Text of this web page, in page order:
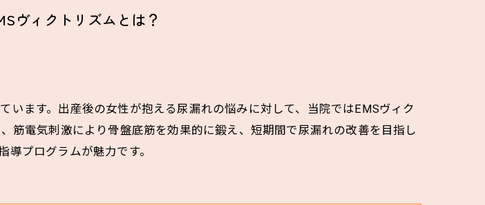
ヴィクトリズムとは？
ます。出産後の女性が抱える尿漏れの悩みに対して、当院ではEMSヴィク
筋電気刺激により骨盤底筋を効果的に鍛え、短期間で尿漏れの改善を目指し
プログラムが魅力です。